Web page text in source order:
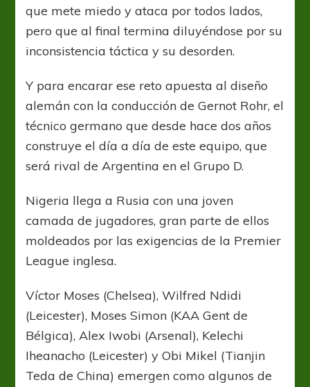
que mete miedo y ataca por todos lados,
pero que al final termina diluyéndose por su
inconsistencia táctica y su desorden.
Y para encarar ese reto apuesta al diseño
alemán con la conducción de Gernot Rohr, el
técnico germano que desde hace dos años
construye el día a día de este equipo, que
será rival de Argentina en el Grupo D.
Nigeria llega a Rusia con una joven
camada de jugadores, gran parte de ellos
moldeados por las exigencias de la Premier
League inglesa.
Víctor Moses (Chelsea), Wilfred Ndidi
(Leicester), Moses Simon (KAA Gent de
Bélgica), Alex Iwobi (Arsenal), Kelechi
Iheanacho (Leicester) y Obi Mikel (Tianjin
Teda de China) emergen como algunos de